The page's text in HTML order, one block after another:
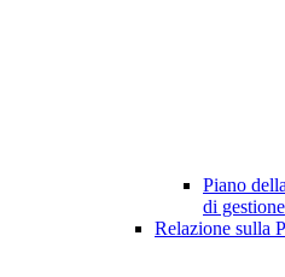
Piano
di gestione
Relazione sulla